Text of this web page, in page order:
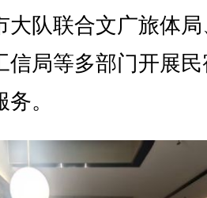
大队联合文广旅体
信局等多部门开展
。